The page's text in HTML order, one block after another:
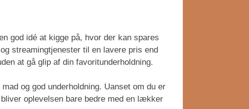
god idé at kigge på, hvor der kan spares
streamingtjenester til en lavere pris end
at gå glip af din favoritunderholdning.
og god underholdning. Uanset om du er
oplevelsen bare bedre med en lækker